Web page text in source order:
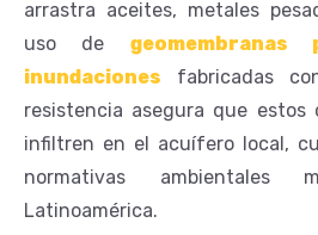
arrastra aceites, metales
uso de
inundaciones
fabricadas
resistencia asegura que estos
infiltren en el acuífero local,
normativas ambientales
Latinoamérica.